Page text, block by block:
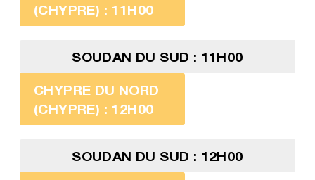
(CHYPRE) : 11H00
SOUDAN DU SUD : 11H00
CHYPRE DU NORD
(CHYPRE) : 12H00
SOUDAN DU SUD : 12H00